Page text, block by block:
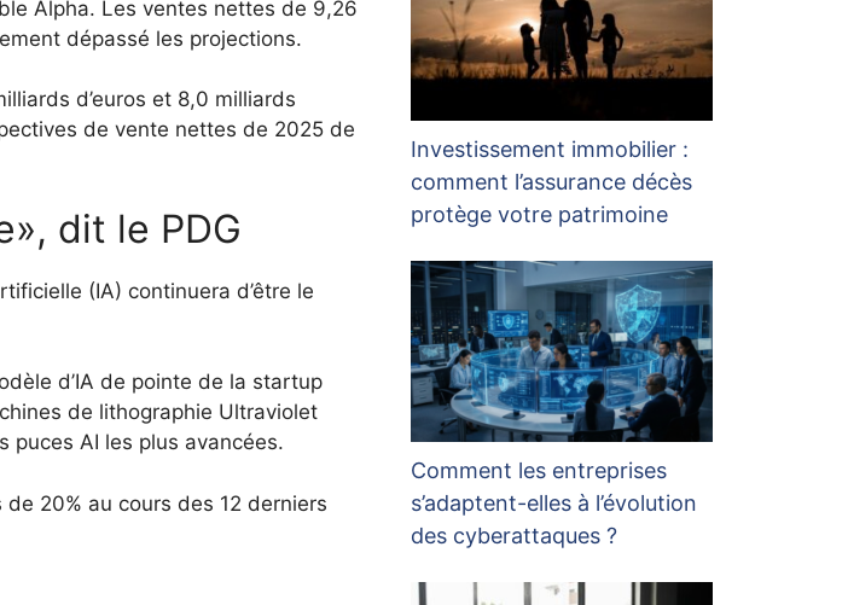
Alpha. Les ventes nettes de 9,26
dépassé les projections.
d’euros et 8,0 milliards
de vente nettes de 2025 de
dit le PDG
(IA) continuera d’être le
d’IA de pointe de la startup
de lithographie Ultraviolet
puces AI les plus avancées.
20% au cours des 12 derniers
Investissement immobilier :
comment l’assurance décès
protège votre patrimoine
Comment les entreprises
s’adaptent-elles à l’évolution
des cyberattaques ?